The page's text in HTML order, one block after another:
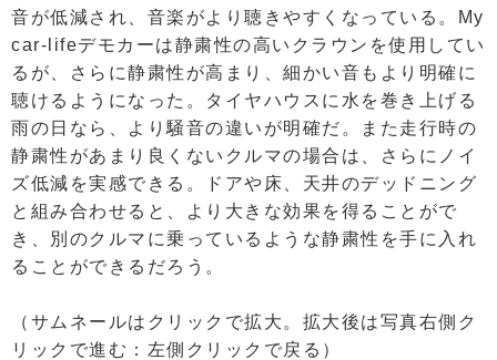
音が低減され、音楽がより聴きやすくなっている。My
car-lifeデモカーは静粛性の高いクラウンを使用してい
るが、さらに静粛性が高まり、細かい音もより明確に
聴けるようになった。タイヤハウスに水を巻き上げる
雨の日なら、より騒音の違いが明確だ。また走行時の
静粛性があまり良くないクルマの場合は、さらにノイ
ズ低減を実感できる。ドアや床、天井のデッドニング
と組み合わせると、より大きな効果を得ることがで
き、別のクルマに乗っているような静粛性を手に入れ
ることができるだろう。
（サムネールはクリックで拡大。拡大後は写真右側ク
リックで進む：左側クリックで戻る）